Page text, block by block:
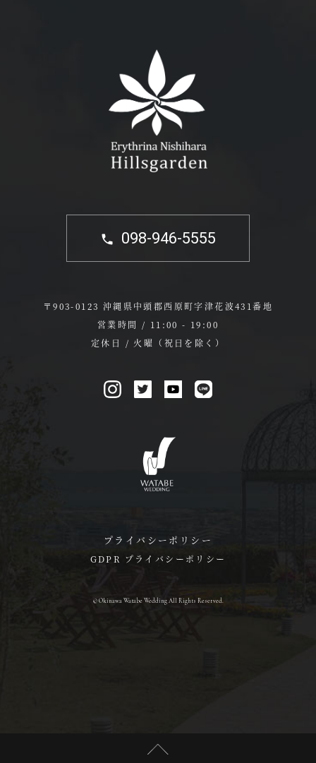
098-946-5555
〒903-0123 沖縄県中頭郡西原町字津花波431番地
営業時間 / 11:00 - 19:00
定休日 / 火曜（祝日を除く）
プライバシーポリシー
GDPR プライバシーポリシー
© Okinawa Watabe Wedding All Rights Reserved.